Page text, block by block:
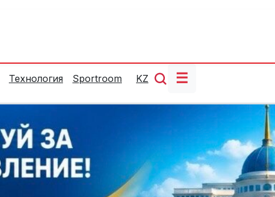
Технология Sportroom KZ ☰